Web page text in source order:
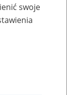
50+
swoje